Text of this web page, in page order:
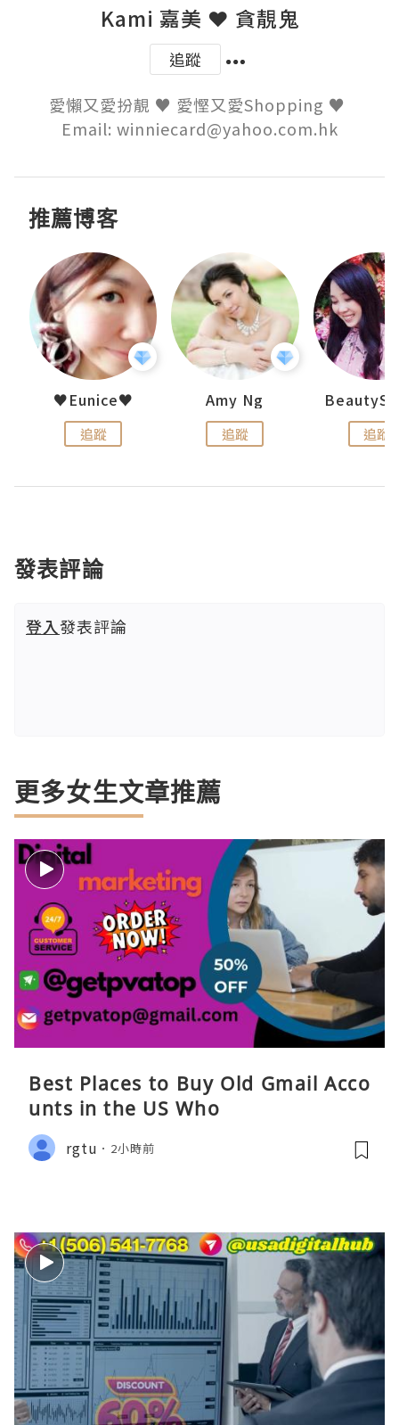
Kami 嘉美 ❤ 貪靚鬼
追蹤
愛懶又愛扮靚 ♥ 愛慳又愛Shopping ♥
Email: winniecard@yahoo.com.hk
推薦博客
♥Eunice♥
追蹤
Amy Ng
追蹤 追蹤
發表評論
登入發表評論
更多女生文章推薦
Best Places to Buy Old Gmail Acco
unts in the US Who
rgtu 2小時前